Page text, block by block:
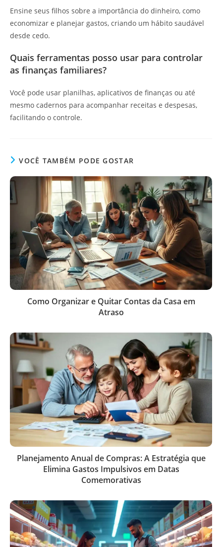
Ensine seus filhos sobre a importância do dinheiro, como
economizar e planejar gastos, criando um hábito saudável
desde cedo.
Quais ferramentas posso usar para controlar
as finanças familiares?
Você pode usar planilhas, aplicativos de finanças ou até
mesmo cadernos para acompanhar receitas e despesas,
facilitando o controle.
VOCÊ TAMBÉM PODE GOSTAR
Como Organizar e Quitar Contas da Casa em
Atraso
Planejamento Anual de Compras: A Estratégia que
Elimina Gastos Impulsivos em Datas
Comemorativas